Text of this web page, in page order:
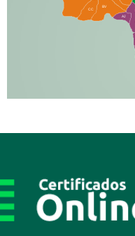
BV
CC
AJ